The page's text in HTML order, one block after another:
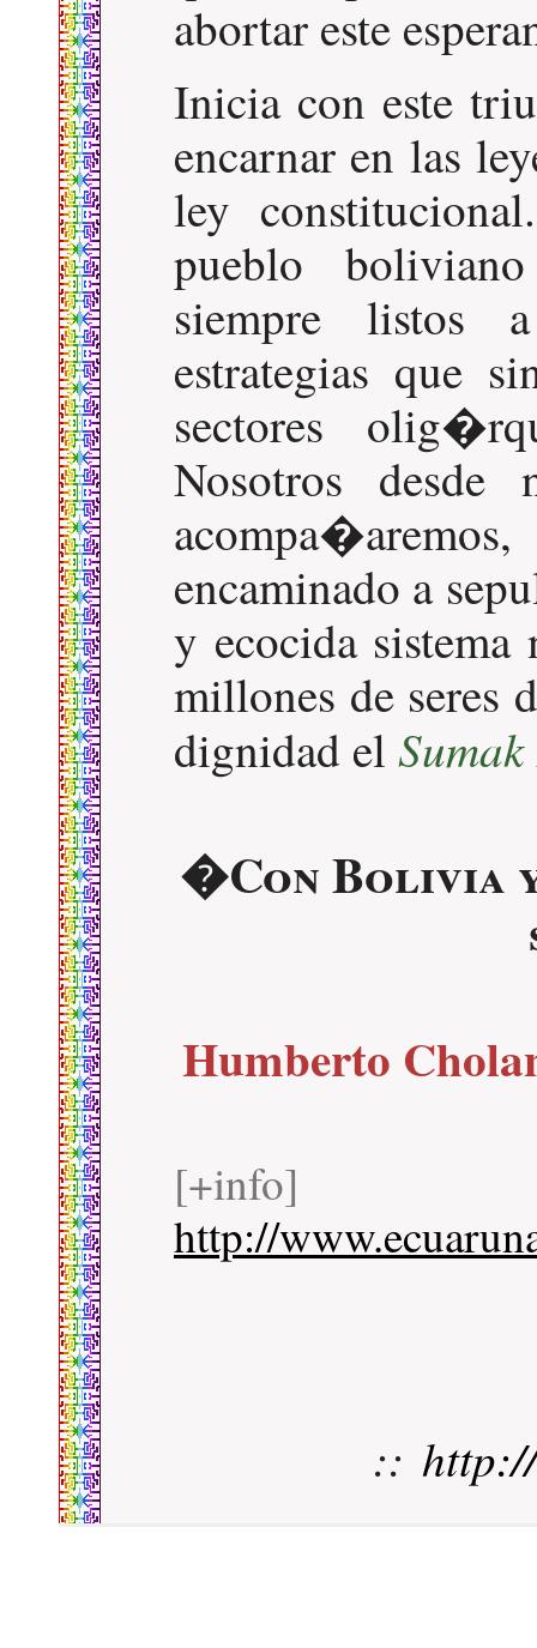
abortar este
Inicia con este
encarnar en las
ley
pueblo
siempre listos
estrategias que
sectores
Nosotros desde
encaminado a
y ecocida
millones de seres
dignidad el
�Con Bolivia
Humberto
[+info]
http://
::